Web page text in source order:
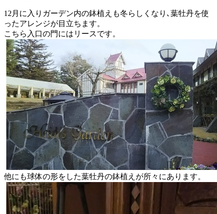
12月に入りガーデン内の鉢植えも冬らしくなり､葉牡丹を使
ったアレンジが目立ちます。
こちら入口の門にはリースです。
他にも球体の形をした葉牡丹の鉢植えが所々にあります。